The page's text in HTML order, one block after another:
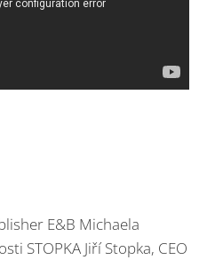
E&B Michaela
STOPKA Jiří Stopka, CEO